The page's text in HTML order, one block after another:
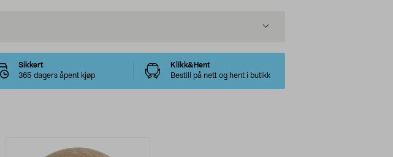
Sikkert
365 dagers åpent kjøp
Klikk&Hent
Bestill på nett og hent i butikk